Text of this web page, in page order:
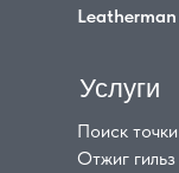
Leatherman
Поиск
Услуги
Отжиг гильз